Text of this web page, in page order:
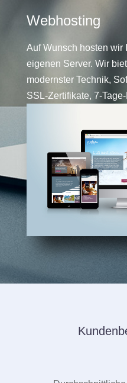
Webhosting
Auf Wunsch hosten wir
eigenen Server. Wir
modernster Technik,
SSL-Zertifikate, 7-